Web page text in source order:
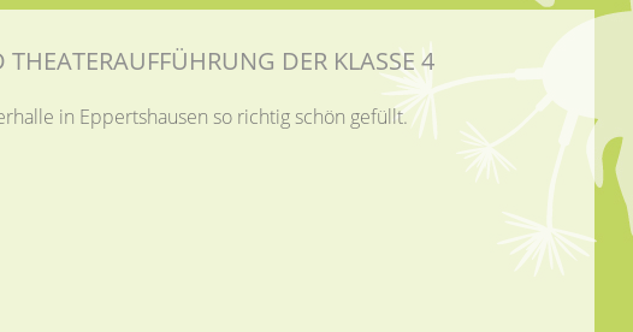
DER KLASSE 4
in Eppertshausen so richtig schön gefüllt.